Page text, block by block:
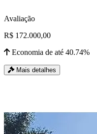
Avaliação
R$ 172.000,00
Economia de até 40.74%
Mais detalhes